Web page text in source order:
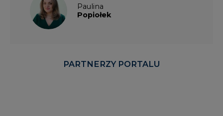
Paulina
Popiołek
PARTNERZY PORTALU